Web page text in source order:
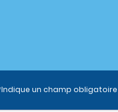
un champ obligatoire